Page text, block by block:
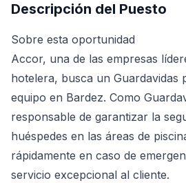
Descripción del Puesto
Sobre esta oportunidad
Accor, una de las empresas
hotelera, busca un Guardavidas
equipo en Bardez. Como
responsable de garantizar la
huéspedes en las áreas de
rápidamente en caso de
servicio excepcional al cliente.